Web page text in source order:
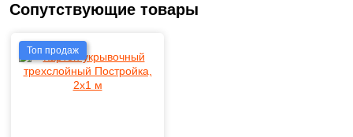
Сопутствующие товары
Топ продаж